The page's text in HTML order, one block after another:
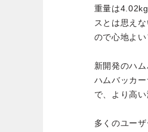
重量は
スとは思え
ので心地よ
新開発のハ
ハムバッカ
で、より高
多くのユー